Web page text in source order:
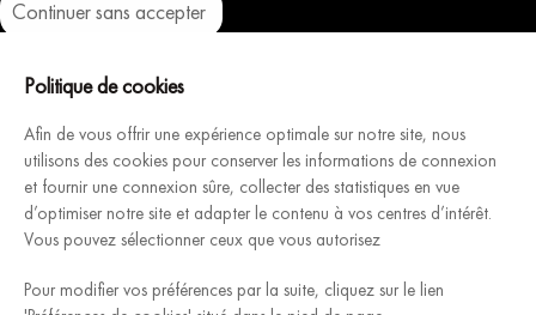
Continuer sans accepter
Politique de cookies
Afin de vous offrir une expérience optimale sur notre site, nous
utilisons des cookies pour conserver les informations de connexion
et fournir une connexion sûre, collecter des statistiques en vue
d’optimiser notre site et adapter le contenu à vos centres d’intérêt.
Vous pouvez sélectionner ceux que vous autorisez
Pour modifier vos préférences par la suite, cliquez sur le lien
Notre plateforme vous permet d'adapter et de gérer vos
modération.
Architecture Intérieure du Vin, fabricant Français de caves à
vins modulables et personnalisables, vous accompagne pour
concevoir & installer votre cave rêvée.
Découvrez